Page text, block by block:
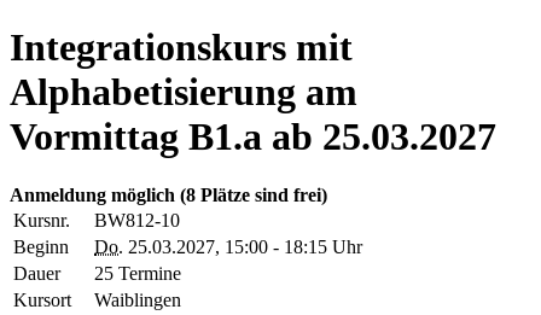
Integrationskurs mit
Alphabetisierung am
Vormittag B1.a ab 25.03.2027
Anmeldung möglich (8 Plätze sind frei)
Kursnr.
BW812-10
Beginn
Do. 25.03.2027, 15:00 - 18:15 Uhr
Dauer
25 Termine
Kursort
Waiblingen